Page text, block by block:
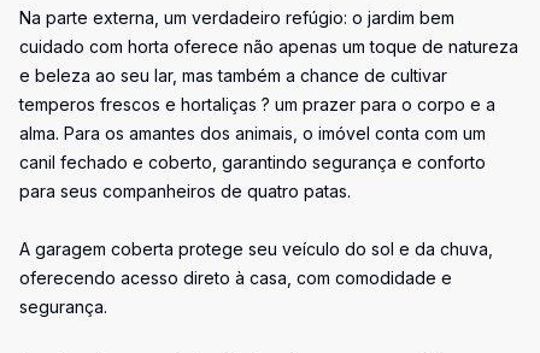
Na parte externa, um verdadeiro refúgio: o jardim bem
cuidado com horta oferece não apenas um toque de natureza
e beleza ao seu lar, mas também a chance de cultivar
temperos frescos e hortaliças ? um prazer para o corpo e a
alma. Para os amantes dos animais, o imóvel conta com um
canil fechado e coberto, garantindo segurança e conforto
para seus companheiros de quatro patas.
A garagem coberta protege seu veículo do sol e da chuva,
oferecendo acesso direto à casa, com comodidade e
segurança.